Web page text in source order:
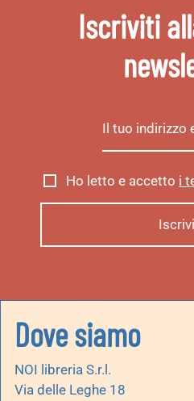
Iscriviti
Ho letto e accetto i
Dove siamo
NOI libreria S.r.l.
Via delle Leghe 18